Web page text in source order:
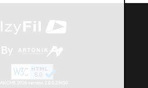
By
AKCMS 2026 version 2.8.0.23450